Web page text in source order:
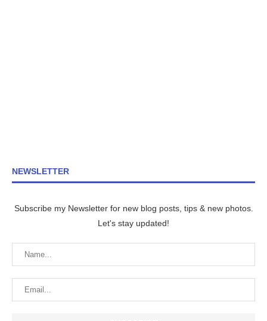
NEWSLETTER
Subscribe my Newsletter for new blog posts, tips & new photos.
Let's stay updated!